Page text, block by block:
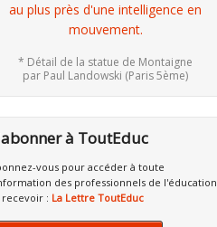
au plus près d'une intelligence en
mouvement.
* Détail de la statue de Montaigne
par Paul Landowski (Paris 5ème)
à ToutEduc
vous pour accéder à toute
des professionnels de l'éducation
recevoir : La Lettre ToutEduc